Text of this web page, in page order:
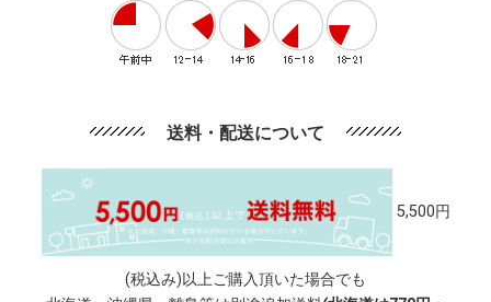
送料・配送について
5,500円
(税込み)以上ご購入頂いた場合でも